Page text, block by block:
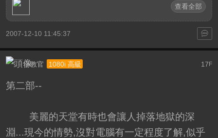
查看全部
2007-12-10 11:45:37
17 F
小教官 1080i 高級
第二部--
美麗的天堂有時也會讓人掉落地獄的深
淵...現今的情勢,沒對電腦有一定程度了解,似乎